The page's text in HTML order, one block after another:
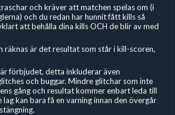
och kräver att matchen spelas om (i
och du redan har hunnit fått kills så
att behålla dina kills OCH de blir av med
räknas är det resultat som står i kill-scoren,
förbjudet, detta inkluderar även
och buggar. Mindre glitchar som inte
gång och resultat kommer enbart leda till
lag kan bara få en varning innan den övergår